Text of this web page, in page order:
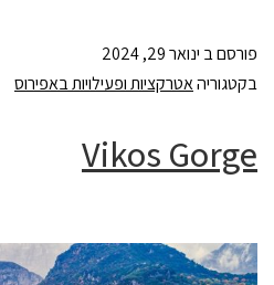
פורסם ב ינואר 29, 2024
בקטגוריהאטרקציות ופעילויות באפירוס
Vikos Gorge